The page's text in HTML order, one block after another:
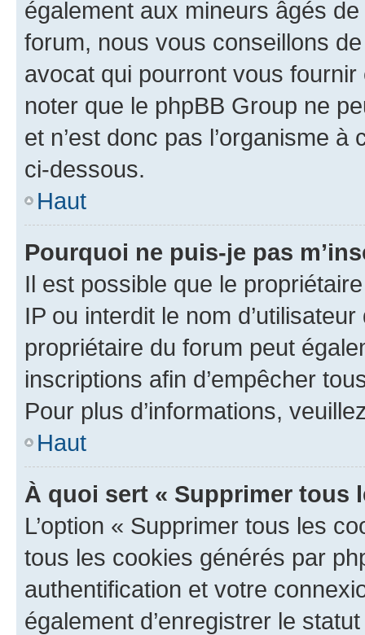
également aux mineurs âgés
forum, nous vous conseillons
avocat qui pourront vous
noter que le phpBB Group ne
et n’est donc pas l’organisme
ci-dessous.
Haut
Pourquoi ne puis-je pas
Il est possible que le
IP ou interdit le nom
propriétaire du forum peut
inscriptions afin d’empêcher
Pour plus d’informations,
Haut
À quoi sert « Supprimer tous
L’option « Supprimer tous les
tous les cookies générés par
authentification et votre
également d’enregistrer le